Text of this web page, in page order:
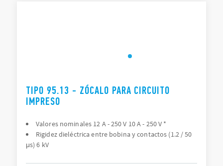
TIPO 95.13 - ZÓCALO PARA CIRCUITO
IMPRESO
Valores nominales 12 A - 250 V 10 A - 250 V *
Rigidez dieléctrica entre bobina y contactos (1.2 / 50
μs) 6 kV